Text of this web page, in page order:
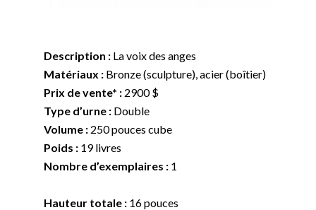
Description : La voix des anges
Matériaux : Bronze (sculpture), acier (boîtier)
Prix de vente* : 2900 $
Type d’urne : Double
Volume : 250 pouces cube
Poids : 19 livres
Nombre d’exemplaires : 1
Hauteur totale : 16 pouces